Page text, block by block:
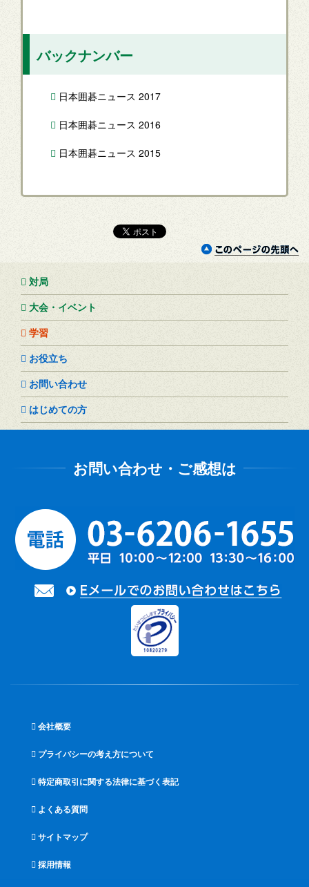
バックナンバー
日本囲碁ニュース 2017
日本囲碁ニュース 2016
日本囲碁ニュース 2015
対局
大会・イベント
学習
お役立ち
お問い合わせ
はじめての方
会社概要
プライバシーの考え方について
特定商取引に関する法律に基づく表記
よくある質問
サイトマップ
採用情報